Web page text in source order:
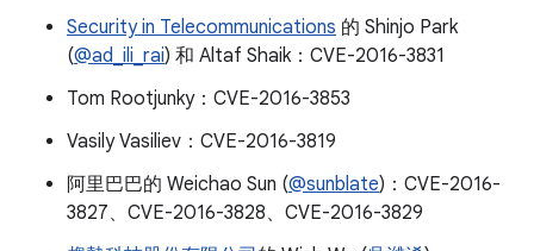
Security in Telecommunications 的 Shinjo Park
(@ad_ili_rai) 和 Altaf Shaik：CVE-2016-3831
Tom Rootjunky：CVE-2016-3853
Vasily Vasiliev：CVE-2016-3819
阿里巴巴的 Weichao Sun (@sunblate)：CVE-2016-
3827、CVE-2016-3828、CVE-2016-3829